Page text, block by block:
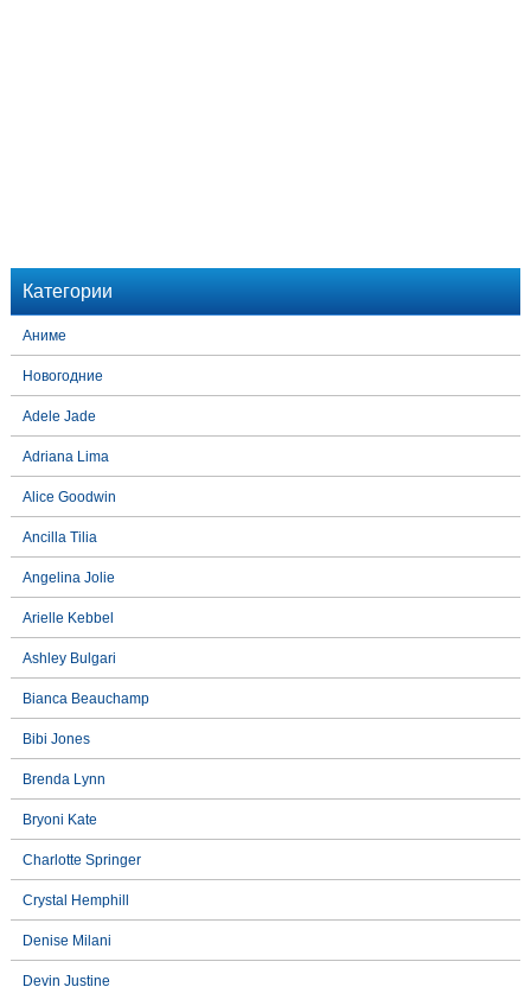
Категории
Аниме
Новогодние
Adele Jade
Adriana Lima
Alice Goodwin
Ancilla Tilia
Angelina Jolie
Arielle Kebbel
Ashley Bulgari
Bianca Beauchamp
Bibi Jones
Brenda Lynn
Bryoni Kate
Charlotte Springer
Crystal Hemphill
Denise Milani
Devin Justine